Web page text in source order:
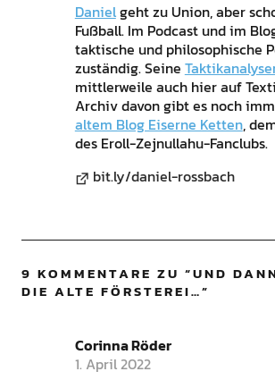
Danielgeht zu Union, aber
Fußball. Im Podcast und im
taktische und philosophische
zuständig. Seine
mittlerweile auch hier auf
Archiv davon gibt es noch
altem Blog Eiserne Ketten,
des Eroll-Zejnullahu-Fanclubs.
bit.ly/daniel-rossbach
9 KOMMENTARE ZU “UND
DIE ALTE FÖRSTEREI…”
Corinna Röder
1. April 2022